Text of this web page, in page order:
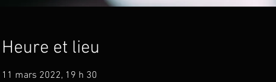
Heure et lieu
11 mars 2022, 19 h 30